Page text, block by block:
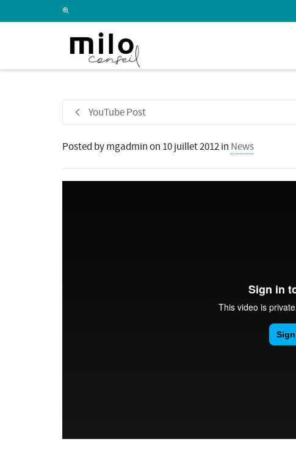
I'm looking for
YouTube Post
Posted bymgadminon 10 juillet 2012in News